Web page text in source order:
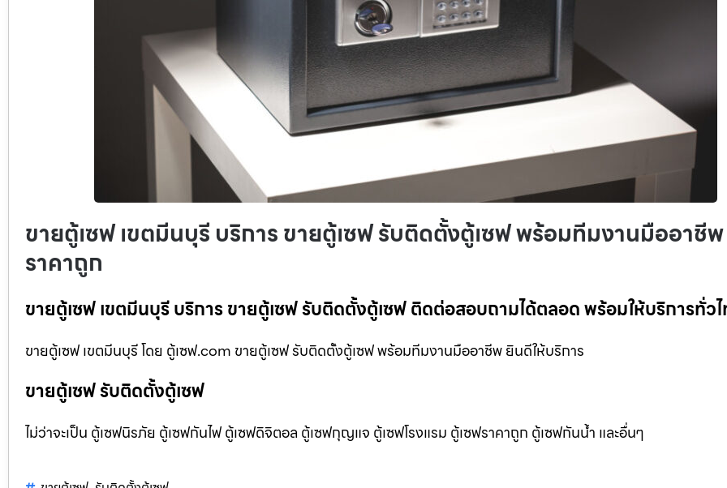
ขายตู้เซฟ เขตมีนบุรี บริการ ขายตู้เซฟ รับติดตั้งตู้เซฟ พร้อมทีมงานมืออาชีพ
ราคาถูก
ขายตู้เซฟ เขตมีนบุรี บริการ ขายตู้เซฟ รับติดตั้งตู้เซฟ ติดต่อสอบถามได้ตลอด พร้อมให้บริการทั่ว
ขายตู้เซฟ เขตมีนบุรี โดย ตู้เซฟ.com ขายตู้เซฟ รับติดตั้งตู้เซฟ พร้อมทีมงานมืออาชีพ ยินดีให้บริการ
ขายตู้เซฟ รับติดตั้งตู้เซฟ
ไม่ว่าจะเป็น ตู้เซฟนิรภัย ตู้เซฟกันไฟ ตู้เซฟดิจิตอล ตู้เซฟกุญแจ ตู้เซฟโรงแรม ตู้เซฟราคาถูก ตู้เซฟกันน้ำ และอื่นๆ